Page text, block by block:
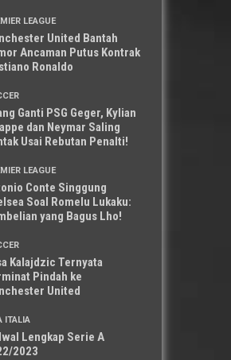
LEAGUE
United Bantah
Ancaman Putus Kontrak
Ronaldo
Ganti PSG Geger, Kylian
dan Neymar Saling
Usai Rebutan Penalti!
LEAGUE
Conte Singgung
Soal Romelu Lukaku:
yang Bagus Lho!
Kalajdzic Ternyata
Pindah ke
United
ITALIA
Lengkap Serie A
2023